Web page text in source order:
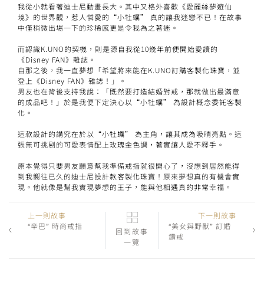
我從小就看著迪士尼動畫長大。其中又格外喜歡《愛麗絲夢遊仙
境》的世界觀，惹人憐愛的“小牡蠣” 真的讓我迷戀不已！在故事
中僅稍微出場一下的珍稀感更是令我為之著迷。
而認識K.UNO的契機，則是源自我從10幾年前便開始愛讀的
《Disney FAN》雜誌。
自那之後，我一直夢想「希望將來能在K.UNO訂購客製化珠寶，並
登上《Disney FAN》雜誌！」。
男友也在背後支持我說：「既然要打造結婚對戒，那就做出最滿意
的成品吧！」於是我便下定決心以“小牡蠣” 為設計概念委託客製
化。
這款設計的講究在於以“小牡蠣” 為主角，讓其成為吸睛亮點。這
張無可挑剔的可愛表情配上玫瑰金色調，著實讓人愛不釋手。
原本覺得只要男友願意幫我準備戒指就很開心了，沒想到居然能得
到我嚮往已久的迪士尼設計款客製化珠寶！原來夢想真的有機會實
現。他就像是幫我實現夢想的王子，能與他相遇真的非常幸福。
上一則故事
“辛巴” 時尚戒指
回到故事
一覽
下一則故事
“美女與野獸” 訂婚
鑽戒